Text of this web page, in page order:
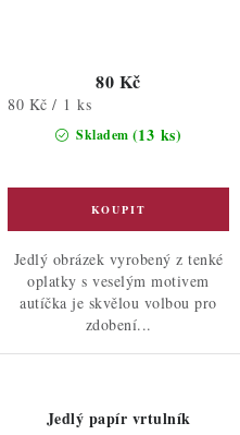
Skladem (13 ks)
80 Kč
Měrná
80 Kč / 1 ks
Jedlý obrázek vyrobený z tenké
oplatky s veselým motivem
autíčka je skvělou volbou pro
zdobení...
Jedlý papír vrtulník